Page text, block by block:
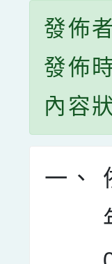
發佈
發佈
內容
一、